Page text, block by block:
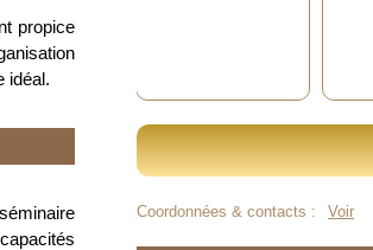
propice
idéal.
Coordonnées & contacts : Voir